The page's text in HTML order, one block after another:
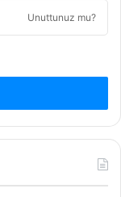
Unuttunuz mu?